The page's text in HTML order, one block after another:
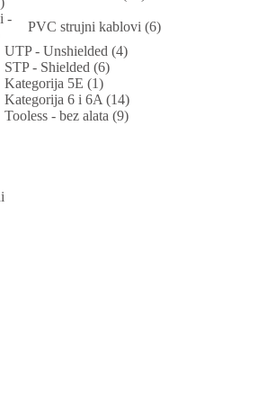
-
PVC strujni kablovi (6)
UTP - Unshielded (4)
STP - Shielded (6)
Kategorija 5E (1)
Kategorija 6 i 6A (14)
Tooless - bez alata (9)